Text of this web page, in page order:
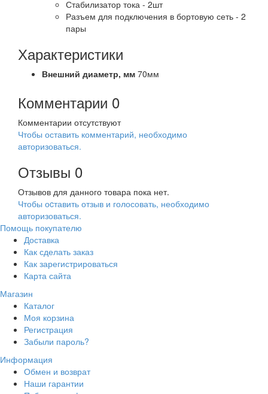
Стабилизатор тока - 2шт
Разъем для подключения в бортовую сеть - 2
пары
Характеристики
Внешний диаметр, мм 70мм
Комментарии 0
Комментарии отсутствуют
Чтобы оставить комментарий, необходимо
авторизоваться.
Отзывы 0
Отзывов для данного товара пока нет.
Чтобы оcтавить отзыв и голосовать, необходимо
авторизоваться.
Помощь покупателю
Доставка
Как сделать заказ
Как зарегистрироваться
Карта сайта
Магазин
Каталог
Моя корзина
Регистрация
Забыли пароль?
Информация
Обмен и возврат
Наши гарантии